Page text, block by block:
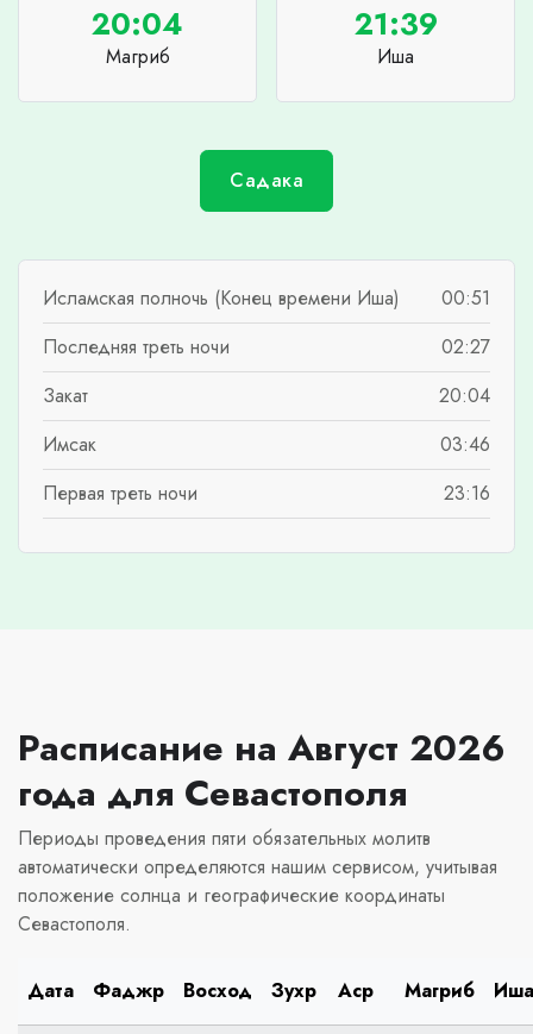
20:04
Магриб
21:39
Иша
Садака
Исламская полночь (Конец времени Иша)
00:51
Последняя треть ночи
02:27
Закат
20:04
Имсак
03:46
Первая треть ночи
23:16
Расписание на Август 2026
года для Севастополя
Периоды проведения пяти обязательных молитв
автоматически определяются нашим сервисом, учитывая
положение солнца и географические координаты
Севастополя.
Дата Фаджр Восход Зухр Аср Магриб Иша